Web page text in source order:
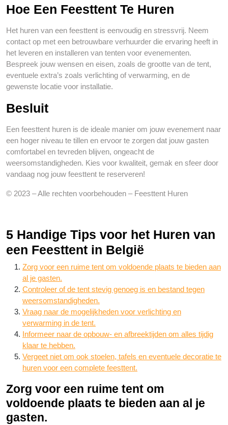
Hoe Een Feesttent Te Huren
Het huren van een feesttent is eenvoudig en stressvrij. Neem
contact op met een betrouwbare verhuurder die ervaring heeft in
het leveren en installeren van tenten voor evenementen.
Bespreek jouw wensen en eisen, zoals de grootte van de tent,
eventuele extra’s zoals verlichting of verwarming, en de
gewenste locatie voor installatie.
Besluit
Een feesttent huren is de ideale manier om jouw evenement naar
een hoger niveau te tillen en ervoor te zorgen dat jouw gasten
comfortabel en tevreden blijven, ongeacht de
weersomstandigheden. Kies voor kwaliteit, gemak en sfeer door
vandaag nog jouw feesttent te reserveren!
© 2023 – Alle rechten voorbehouden – Feesttent Huren
5 Handige Tips voor het Huren van
een Feesttent in België
Zorg voor een ruime tent om voldoende plaats te bieden aan
al je gasten.
Controleer of de tent stevig genoeg is en bestand tegen
weersomstandigheden.
Vraag naar de mogelijkheden voor verlichting en
verwarming in de tent.
Informeer naar de opbouw- en afbreektijden om alles tijdig
klaar te hebben.
Vergeet niet om ook stoelen, tafels en eventuele decoratie te
huren voor een complete feesttent.
Zorg voor een ruime tent om
voldoende plaats te bieden aan al je
gasten.